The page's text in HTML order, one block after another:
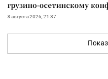
грузино-осетинскому
8 августа 2026, 21:37